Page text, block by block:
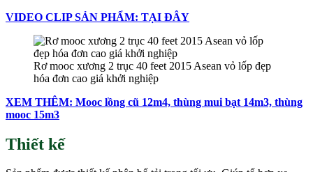
VIDEO CLIP SẢN PHẨM: TẠI ĐÂY
Rơ mooc xương 2 trục 40 feet 2015 Asean vỏ lốp đẹp
hóa đơn cao giá khởi nghiệp
XEM THÊM: Mooc lồng cũ 12m4, thùng mui bạt 14m3, thùng
mooc 15m3
Thiết kế